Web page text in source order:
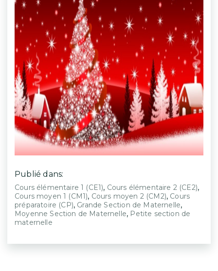
Publié dans:
Cours élémentaire 1 (CE1), Cours élémentaire 2 (CE2),
Cours moyen 1 (CM1), Cours moyen 2 (CM2), Cours
préparatoire (CP), Grande Section de Maternelle,
Moyenne Section de Maternelle, Petite section de
maternelle